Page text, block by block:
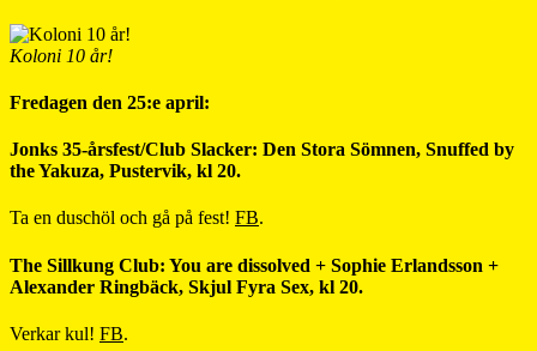
Koloni 10 år!
Fredagen den 25:e april:
Jonks 35-årsfest/Club Slacker: Den Stora Sömnen, Snuffed by
the Yakuza, Pustervik, kl 20.
Ta en duschöl och gå på fest! FB.
The Sillkung Club: You are dissolved + Sophie Erlandsson +
Alexander Ringbäck, Skjul Fyra Sex, kl 20.
Verkar kul! FB.